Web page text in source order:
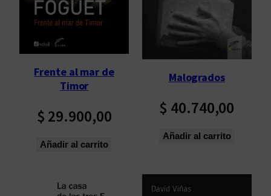
o
r
o
s
ú
t
m
Frente al mar de
Timor
$ 29.900,00
Añadir al carrito
Malogrados
$ 40.740,00
Añadir al carrito